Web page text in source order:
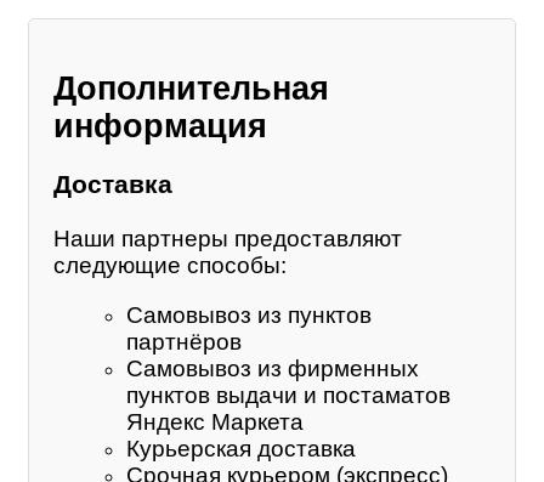
Дополнительная
информация
Доставка
Наши партнеры предоставляют
следующие способы:
Самовывоз из пунктов
партнёров
Самовывоз из фирменных
пунктов выдачи и постаматов
Яндекс Маркета
Курьерская доставка
Срочная курьером (экспресс)